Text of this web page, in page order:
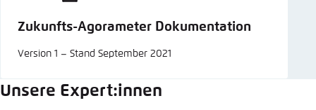
Zukunfts-Agorameter Dokumentation
Version 1 – Stand September 2021
Unsere Expert:innen